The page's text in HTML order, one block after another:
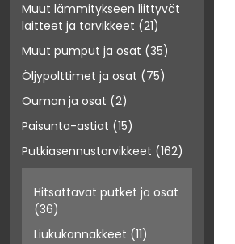
Muut lämmitykseen liittyvät
laitteet ja tarvikkeet (21)
Muut pumput ja osat (35)
Öljypolttimet ja osat (75)
Ouman ja osat (2)
Paisunta-astiat (15)
Putkiasennustarvikkeet (162)
Hitsattavat putket ja osat
(36)
Liukukannakkeet (11)